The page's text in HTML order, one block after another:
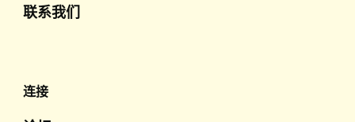
联系我们
连接